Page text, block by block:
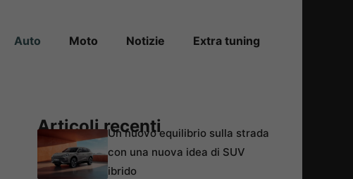
Auto Moto Notizie Extra tuning
Articoli recentiUn nuovo equilibrio sulla strada
con una nuova idea di SUV
ibrido